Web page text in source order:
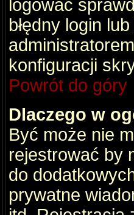
logować
błędny login
konfiguracji
Powrót do góry
Dlaczego w
Być może nie
rejestrować by
do
prywatne